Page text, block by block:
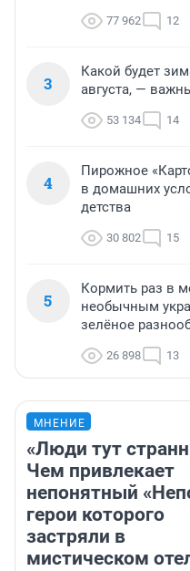
77 962 12
3
Какой будет
августа, —
53 134 14
4
Пирожное
в домашних
детства
30 802 15
5
Кормить раз в
необычным
зелёное
26 898 13
МНЕНИЕ
«Люди тут
Чем привлекает
непонятный
герои которого
застряли в
мистическом